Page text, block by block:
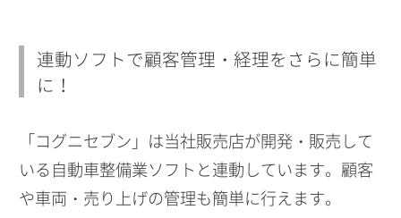
連動ソフトで顧客管理・経理をさらに簡単
に！
「コグニセブン」は当社販売店が開発・販売して
いる自動車整備業ソフトと連動しています。顧客
や車両・売り上げの管理も簡単に行えます。